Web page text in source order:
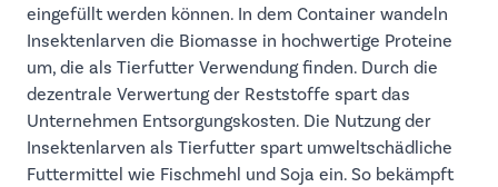
eingefüllt werden können. In dem Container wandeln
Insektenlarven die Biomasse in hochwertige Proteine
um, die als Tierfutter Verwendung finden. Durch die
dezentrale Verwertung der Reststoffe spart das
Unternehmen Entsorgungskosten. Die Nutzung der
Insektenlarven als Tierfutter spart umweltschädliche
Futtermittel wie Fischmehl und Soja ein. So bekämpft